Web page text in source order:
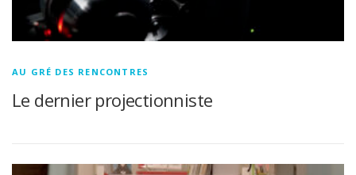
AU GRÉ DES RENCONTRES
Le dernier projectionniste